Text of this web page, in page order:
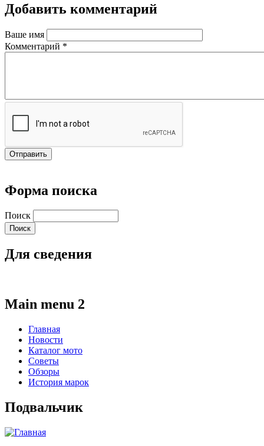
Добавить комментарий
Ваше имя
Комментарий *
Форма поиска
Поиск
Для сведения
Main menu 2
Главная
Новости
Каталог мото
Советы
Обзоры
История марок
Подвальчик